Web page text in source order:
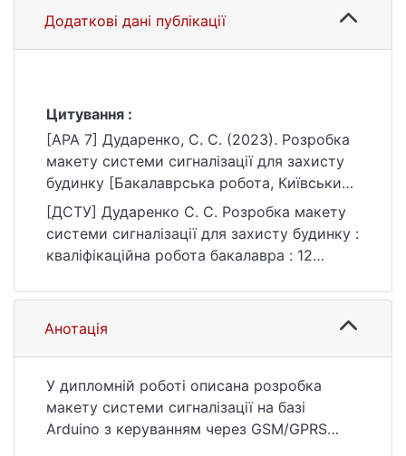
Додаткові дані публікації
Цитування :
[APA 7] Дударенко, С. С. (2023). Розробка
макету системи сигналізації для захисту
будинку [Бакалаврська робота, Київський
національний університет імені Тараса
Шевченка]. eKNUTSHIR.
https://ir.library.knu.ua/handle/123456789/65
[ДСТУ] Дударенко С. С. Розробка макету
системи сигналізації для захисту будинку :
кваліфікаційна робота бакалавра : 12
URL:
https://ir.library.knu.ua/handle/123456789/65
37 (дата звернення: 25.07.2026).
Анотація
У дипломній роботі описана розробка
макету системи сигналізації на базі
Arduino з керуванням через GSM/GPRS